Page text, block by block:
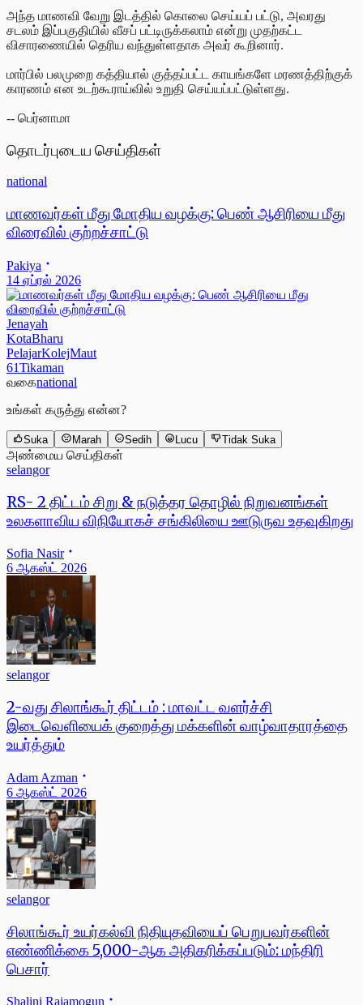
அந்த மாணவி வேறு இடத்தில் கொலை செய்யப் பட்டு, அவரது
சடலம் இப்பகுதியில் வீசப் பட்டிருக்கலாம் என்று முதற்கட்ட
விசாரணையில் தெரிய வந்துள்ளதாக அவர் கூறினார்.
மார்பில் பலமுறை கத்தியால் குத்தப்பட்ட காயங்களே மரணத்திற்குக்
காரணம் என உடற்கூராய்வில் உறுதி செய்யப்பட்டுள்ளது.
-- பெர்னாமா
தொடர்புடைய செய்திகள்
national
மாணவர்கள் மீது மோதிய வழக்கு: பெண் ஆசிரியை மீது
விரைவில் குற்றச்சாட்டு
Pakiya
14 ஏப்ரல் 2026
Jenayah
KotaBharu
PelajarKolejMaut
61Tikaman
வகைnational
உங்கள் கருத்து என்ன?
Suka Marah Sedih Lucu Tidak Suka
அண்மைய செய்திகள்
selangor
RS- 2 திட்டம் சிறு & நடுத்தர தொழில் நிறுவனங்கள்
உலகளாவிய விநியோகச் சங்கிலியை ஊடுருவ உதவுகிறது
Sofia Nasir
6 ஆகஸ்ட் 2026
selangor
2-வது சிலாங்கூர் திட்டம் : மாவட்ட வளர்ச்சி
இடைவெளியைக் குறைத்து மக்களின் வாழ்வாதாரத்தை
உயர்த்தும்
Adam Azman
6 ஆகஸ்ட் 2026
selangor
சிலாங்கூர் உயர்கல்வி நிதியுதவியைப் பெறுபவர்களின்
எண்ணிக்கை 5,000-ஆக அதிகரிக்கப்படும்: மந்திரி
பெசார்
Shalini Rajamogun